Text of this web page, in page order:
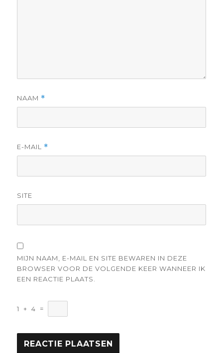
NAAM *
E-MAIL *
SITE
MIJN NAAM, E-MAIL EN SITE BEWAREN IN DEZE
BROWSER VOOR DE VOLGENDE KEER WANNEER IK
EEN REACTIE PLAATS.
1 + 4 =